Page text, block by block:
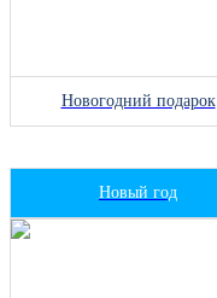
Новогодний подарок
Новый год